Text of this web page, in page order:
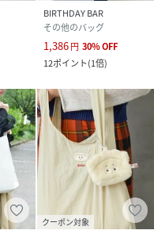
BIRTHDAY BAR
その他のバッグ
1,386円 30%OFF
12ポイント(1倍)
クーポン対象